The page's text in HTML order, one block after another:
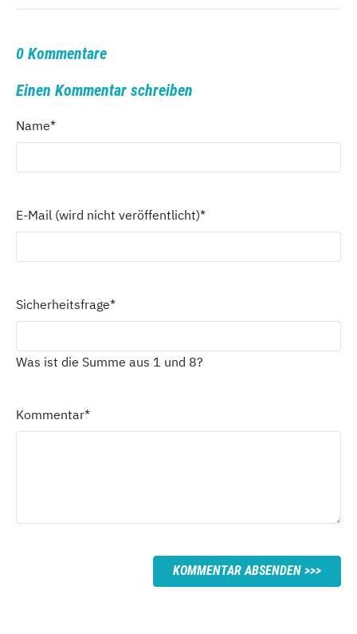
0 Kommentare
Einen Kommentar schreiben
Name*
E-Mail (wird nicht veröffentlicht)*
Sicherheitsfrage*
Was ist die Summe aus 1 und 8?
Kommentar*
KOMMENTAR ABSENDEN